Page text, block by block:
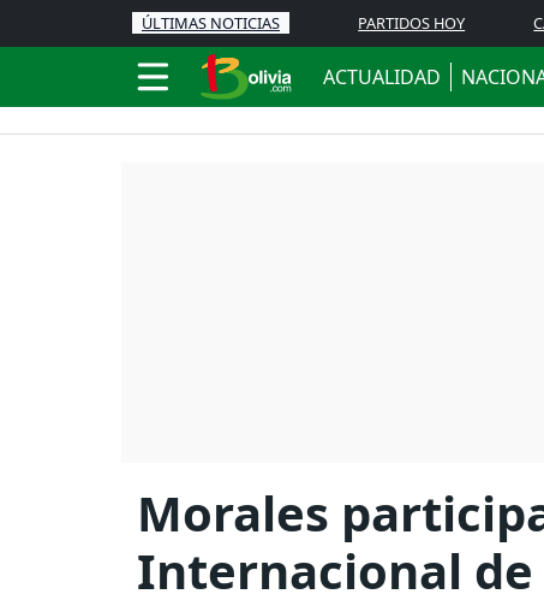
ÚLTIMAS NOTICIAS PARTIDOS HOY
ACTUALIDAD
Morales
Internacional